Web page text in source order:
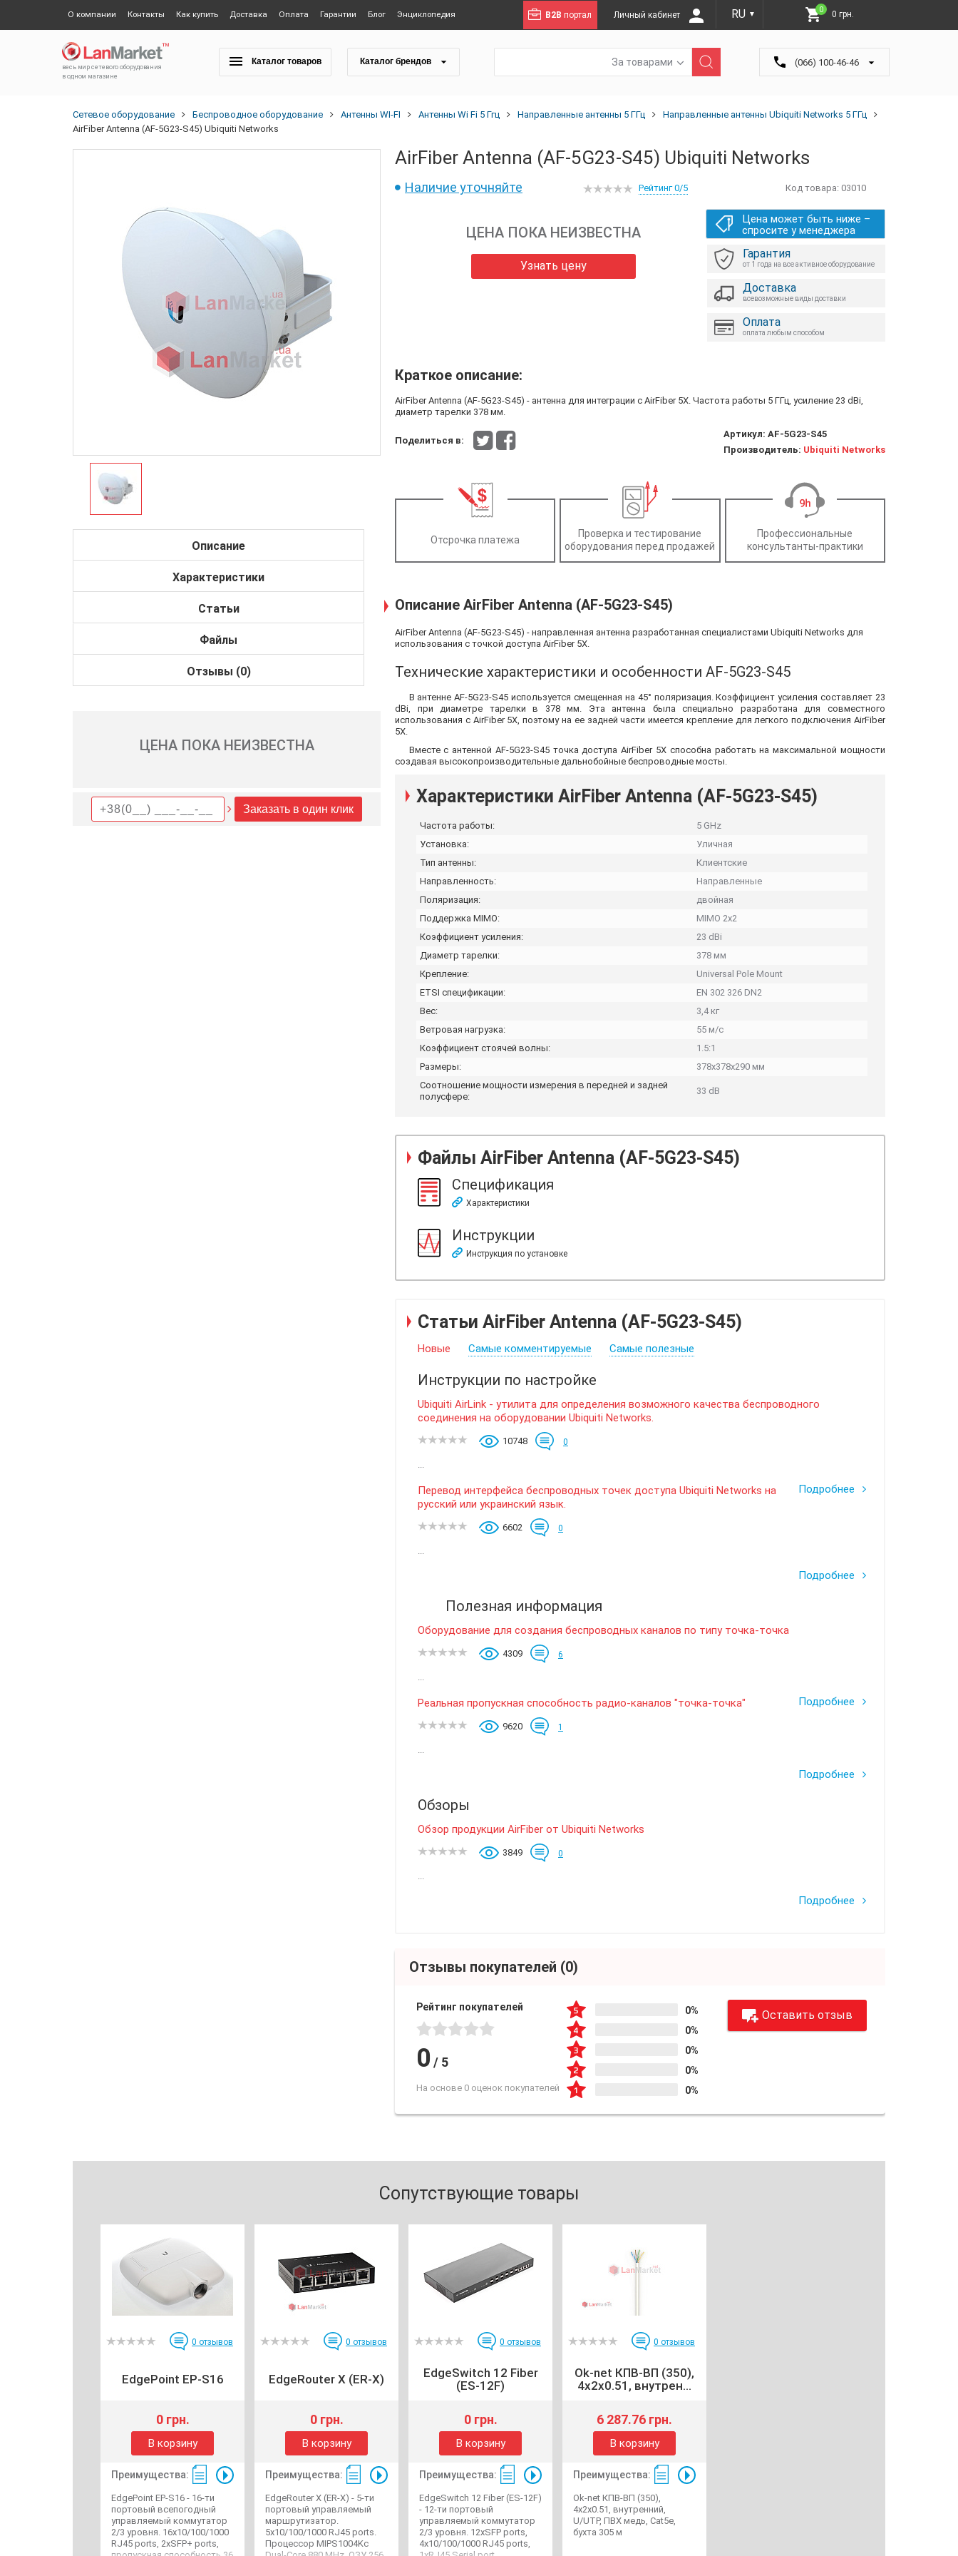
О компании Контакты Как купить Доставка Оплата Гарантии Блог Энциклопедия B2B портал Личный кабинет RU ▼
0 0 грн.
весь мир сетевого оборудования
в одном магазине
Каталог товаров Каталог брендов За товарами (066) 100-46-46
Сетевое оборудование Беспроводное оборудование Антенны WI-FI Антенны Wi Fi 5 Ггц Направленные антенны 5 ГГц
Направленные антенны Ubiquiti Networks 5 ГГц
AirFiber Antenna (AF-5G23-S45) Ubiquiti Networks
Описание
Характеристики
Статьи
Файлы
Отзывы (0)
ЦЕНА ПОКА НЕИЗВЕСТНА
Заказать в один клик
AirFiber Antenna (AF-5G23-S45) Ubiquiti Networks
Наличие уточняйте Код товара: 03010
Рейтинг 0/5
ЦЕНА ПОКА НЕИЗВЕСТНА
Узнать цену
Цена может быть ниже –
спросите у менеджера
Гарантия
от 1 года на все активное оборудование
Доставка
всевозможные виды доставки
Оплата
оплата любым способом
Краткое описание:
AirFiber Antenna (AF-5G23-S45) - антенна для интеграции с AirFiber 5Х. Частота работы 5 ГГц, усиление 23 dBi,
диаметр тарелки 378 мм.
Артикул: AF-5G23-S45
Производитель: Ubiquiti Networks
Поделиться в:
Отсрочка платежа
Проверка и тестирование
оборудования перед продажей
Профессиональные
консультанты-практики
Описание AirFiber Antenna (AF-5G23-S45)
AirFiber Antenna (AF-5G23-S45) - направленная антенна разработанная специалистами Ubiquiti Networks для
использования с точкой доступа AirFiber 5X.
Технические характеристики и особенности AF-5G23-S45
В антенне AF-5G23-S45 используется смещенная на 45° поляризация. Коэффициент усиления составляет 23
dBi, при диаметре тарелки в 378 мм. Эта антенна была специально разработана для совместного
использования с AirFiber 5X, поэтому на ее задней части имеется крепление для легкого подключения AirFiber
5X.
Вместе с антенной AF-5G23-S45 точка доступа AirFiber 5X способна работать на максимальной мощности
создавая высокопроизводительные дальнобойные беспроводные мосты.
Характеристики AirFiber Antenna (AF-5G23-S45)
Частота работы:
5 GHz
Установка:
Уличная
Тип антенны:
Клиентские
Направленность:
Направленные
Поляризация:
двойная
Поддержка MIMO:
MIMO 2x2
Коэффициент усиления:
23 dBi
Диаметр тарелки:
378 мм
Крепление:
Universal Pole Mount
ETSI спецификации:
EN 302 326 DN2
Вес:
3,4 кг
Ветровая нагрузка:
55 м/с
Коэффициент стоячей волны:
1.5:1
Размеры:
378x378x290 мм
Соотношение мощности измерения в передней и задней
полусфере:
33 dB
Файлы AirFiber Antenna (AF-5G23-S45)
Спецификация
Характеристики
Инструкции
Инструкция по установке
Статьи AirFiber Antenna (AF-5G23-S45)
Новые Самые комментируемые Самые полезные
Инструкции по настройке
Ubiquiti AirLink - утилита для определения возможного качества беспроводного
соединения на оборудовании Ubiquiti Networks.
10748 0
Подробнее
Перевод интерфейса беспроводных точек доступа Ubiquiti Networks на
русский или украинский язык.
6602 0
Подробнее
Полезная информация
Оборудование для создания беспроводных каналов по типу точка-точка
4309 6
Подробнее
Реальная пропускная способность радио-каналов "точка-точка"
9620 1
Подробнее
Обзоры
Обзор продукции AirFiber от Ubiquiti Networks
3849 0
Подробнее
Отзывы покупателей (0)
Рейтинг покупателей
0 / 5
На основе 0 оценок покупателей
0%
0%
0%
0%
0%
Оставить отзыв
Сопутствующие товары
0 отзывов
EdgePoint EP-S16
0 грн.
В корзину
Преимущества:
EdgePoint EP-S16 - 16-ти
портовый всепогодный
управляемый коммутатор
2/3 уровня. 16x10/100/1000
RJ45 ports, 2хSFP+ ports,
0 отзывов
EdgeRouter X (ER-X)
0 грн.
В корзину
Преимущества:
EdgeRouter X (ER-X) - 5-ти
портовый управляемый
маршрутизатор.
5x10/100/1000 RJ45 ports.
Процессор MIPS1004Kc
0 отзывов
EdgeSwitch 12 Fiber
(ES-12F)
0 грн.
В корзину
Преимущества:
EdgeSwitch 12 Fiber (ES-12F)
- 12-ти портовый
управляемый коммутатор
2/3 уровня. 12хSFP ports,
4x10/100/1000 RJ45 ports,
0 отзывов
Ok-net КПВ-ВП (350),
4x2x0.51, внутрен...
6 287.76 грн.
В корзину
Преимущества:
Ok-net КПВ-ВП (350),
4x2x0.51, внутренний,
U/UTP, ПВХ медь, Cat5e,
бухта 305 м